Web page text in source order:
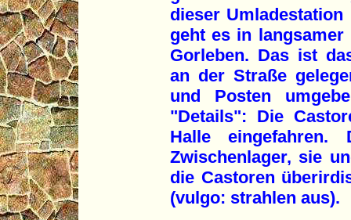
dieser
geht es in
Gorleben. Das ist
an der Straße
und Posten
"Details": Die
Halle
Zwischenlager, sie
die Castoren
(vulgo: strahlen aus).